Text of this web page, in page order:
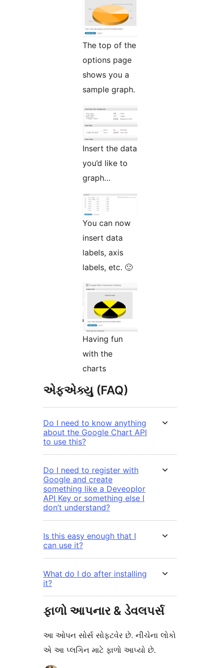
The top of the
options page
shows you a
sample graph.
Insert the data
you’d like to
graph…
You can now
insert data
labels, axis
labels, etc. 🙂
Having fun
with the
charts
એફએક્યુ (FAQ)
Do I need to know anything
about the Google Chart API
to use this?
Do I need to register with
Google and create
something like a Deveoplor
API Key or something else I
don’t understand?
Is this easy enough that I
can use it?
What do I do after installing
it?
ફાળો આપનાર & ડેવલપર્સ
આ ઓપન સોર્સ સોફ્ટવેર છે. નીચેના લોકો
એ આ પ્લગિન માટે ફાળો આપ્યો છે.